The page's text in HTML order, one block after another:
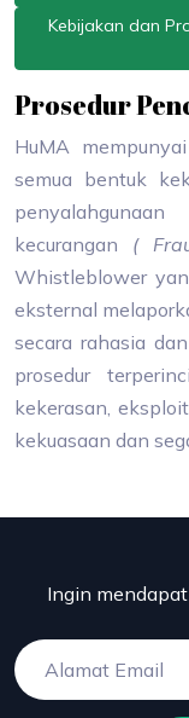
Kebijakan dan
Prosedur
HuMA
semua bentuk
kecurangan (
Whistleblower
eksternal
secara rahasia
prosedur
kekerasan,
kekuasaan dan
Ingin